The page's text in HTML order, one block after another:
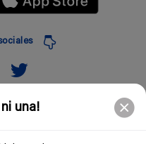
una! Suscribir